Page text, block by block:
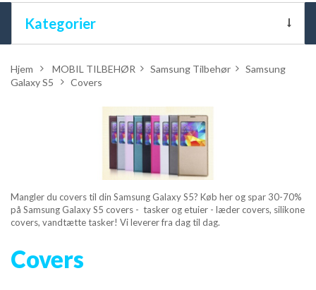
Kategorier
TABLET TILBEHØR
APPLE & PC TILBEHØR
APPLE WATCH
Hjem > MOBIL TILBEHØR > Samsung Tilbehør > Samsung
Galaxy S5
> Covers
Mangler du covers til din Samsung Galaxy S5? Køb her og spar 30-70%
på Samsung Galaxy S5 covers - tasker og etuier - læder covers, silikone
covers, vandtætte tasker! Vi leverer fra dag til dag.
Covers